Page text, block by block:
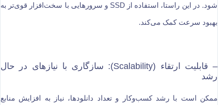
شود. در این راستا، استفاده از SSD و سرورهایی با سخت‌افزار قوی‌تر به
بهبود سرعت کمک می‌کند.
– قابلیت ارتقاء (Scalability): سازگاری با نیازهای در حال
رشد
ممکن است با رشد کسب‌وکار و تعداد دانلودها، نیاز به افزایش منابع